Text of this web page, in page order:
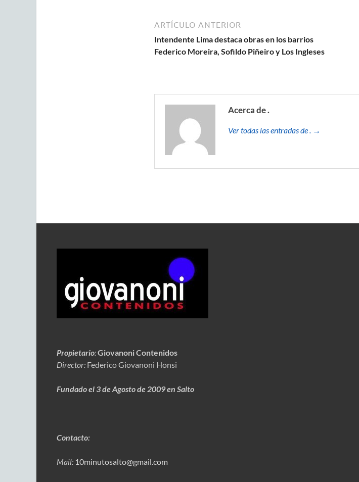
ARTÍCULO ANTERIOR
Intendente Lima destaca obras en los barrios
Federico Moreira, Sofildo Piñeiro y Los Ingleses
Acerca de .
Ver todas las entradas de . →
Propietario:Giovanoni Contenidos
Director: Federico Giovanoni Honsi
Fundado el 3 de Agosto de 2009 en Salto
Contacto:
Mail: 10minutosalto@gmail.com